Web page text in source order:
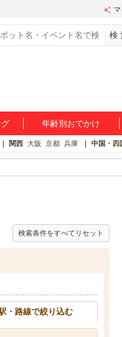
年齢別おでかけ
関西 大阪 京都 兵庫 中国・四
検索条件をすべてリセット
・路線で絞り込む